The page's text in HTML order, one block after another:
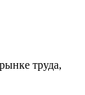
труда,